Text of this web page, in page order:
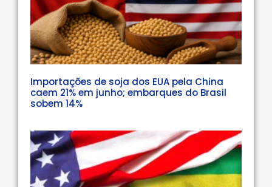
Importações de soja dos EUA pela China
caem 21% em junho; embarques do Brasil
sobem 14%